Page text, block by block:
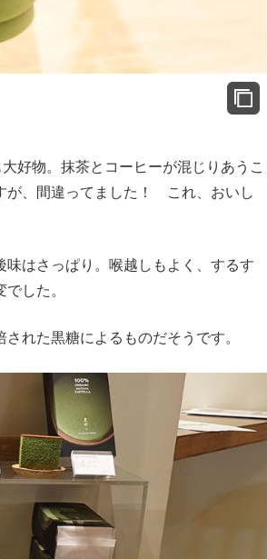
好物。抹茶とコーヒーが混じりあうこ
が、間違ってました！ これ、おいし
はさっぱり。喉越しもよく、するす
した。
れた黒糖によるものだそうです。